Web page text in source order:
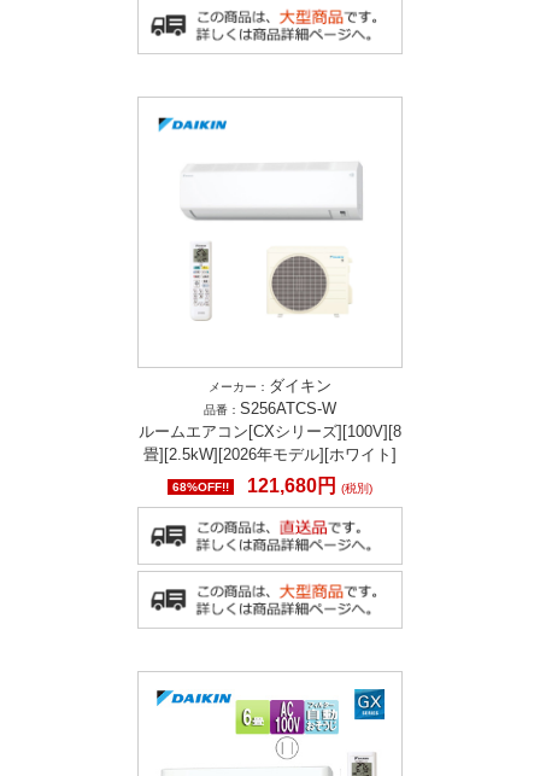
メーカー： ダイキン
品番： S256ATCS-W
ルームエアコン[CXシリーズ][100V][8
畳][2.5kW][2026年モデル][ホワイト]
68%OFF!! 121,680円 (税別)